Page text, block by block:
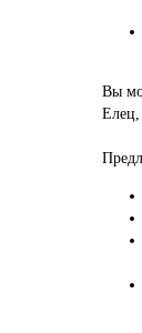
Вы
Елец,